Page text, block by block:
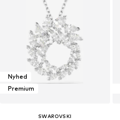
Nyhed
Premium
SWAROVSKI